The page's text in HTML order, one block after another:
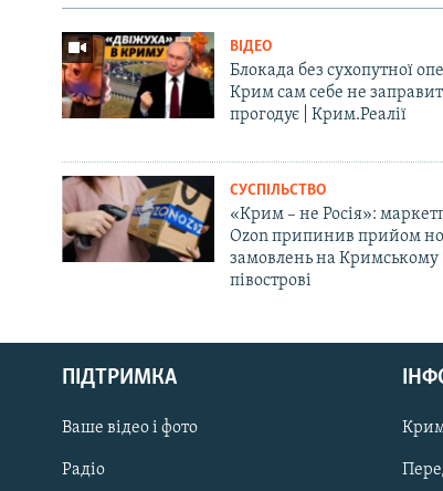
Русский
Qırımtatar
ДОЛУЧАЙСЯ!
ВІДЕО
Блокада без сухопутної
Крим сам себе не
прогодує | Крим.Реалії
СУСПІЛЬСТВО
«Крим – не Росія»:
Ozon припинив прийом
замовлень на Кримському
півострові
ПІДТРИМКА
Ваше відео і фото
Радіо